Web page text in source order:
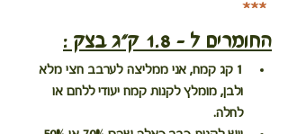
החומרים ל - 1.8 ק"ג בצק :
1 קג קמח, אני ממליצה לערבב חצי מלא
ולבן, מומלץ לקנות קמח יעודי ללחם או
לחלה.